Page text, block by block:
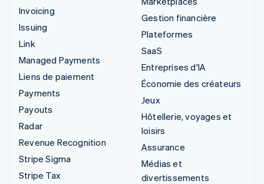
Invoicing
Issuing
Link
Managed Payments
Liens de paiement
Payments
Payouts
Radar
Revenue Recognition
Stripe Sigma
Stripe Tax
Gestion financière
Plateformes
SaaS
Entreprises d'IA
Économie des créateurs
Jeux
Hôtellerie, voyages et
loisirs
Assurance
Médias et
divertissements